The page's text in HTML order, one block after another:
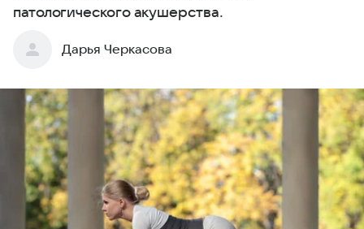
патологического акушерства.
Дарья Черкасова